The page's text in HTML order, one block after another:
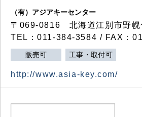
（有）アジアキーセンター
〒069-0816 北海道江別市野幌
TEL：011-384-3584 / FAX：
販売可 工事・取付可
http://www.asia-key.com/